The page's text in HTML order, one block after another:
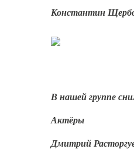
Константин
В нашей группе
Актёры
Дмитрий